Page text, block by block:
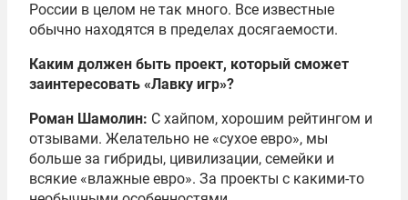
России в целом не так много. Все известные
обычно находятся в пределах досягаемости.
Каким должен быть проект, который сможет
заинтересовать «Лавку игр»?
Роман Шамолин: С хайпом, хорошим рейтингом и
отзывами. Желательно не «сухое евро», мы
больше за гибриды, цивилизации, семейки и
всякие «влажные евро». За проекты с какими-то